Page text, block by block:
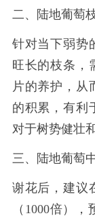
二、陆地葡萄
针对当下弱势
旺长的枝条，
片的养护，从
的积累，有利
对于树势健壮
三、陆地葡萄
谢花后，建议
（ 1000倍），